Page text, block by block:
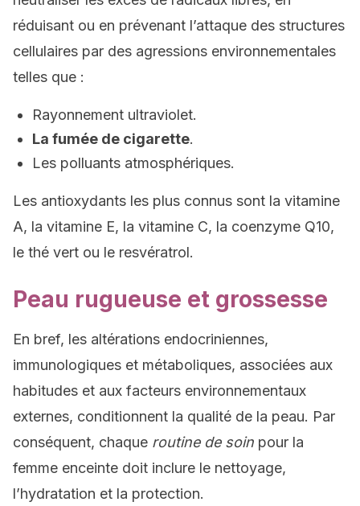
réduisant ou en prévenant l’attaque des structures
cellulaires par des agressions environnementales
telles que :
Rayonnement ultraviolet.
La fumée de cigarette.
Les polluants atmosphériques.
Les antioxydants les plus connus sont la vitamine
A, la vitamine E, la vitamine C, la coenzyme Q10,
le thé vert ou le resvératrol.
Peau rugueuse et grossesse
En bref, les altérations endocriniennes,
immunologiques et métaboliques, associées aux
habitudes et aux facteurs environnementaux
externes, conditionnent la qualité de la peau. Par
conséquent, chaque routine de soin pour la
femme enceinte doit inclure le nettoyage,
l’hydratation et la protection.